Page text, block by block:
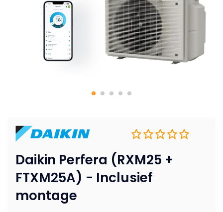
Daikin Perfera (RXM25 +
FTXM25A) - Inclusief
montage